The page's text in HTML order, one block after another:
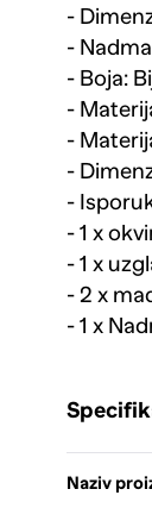
-
-
- Boja:
-
-
-
-
- 1 x
- 1 x
- 2 x
- 1 x
Naziv